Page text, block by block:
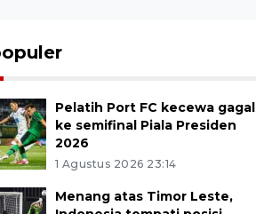
Pelatih Port FC kecewa gagal
ke semifinal Piala Presiden
2026
1 Agustus 2026 23:14
Menang atas Timor Leste,